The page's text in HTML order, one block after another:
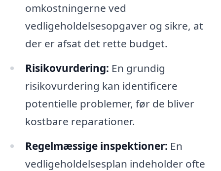
omkostningerne ved
vedligeholdelsesopgaver og sikre, at
der er afsat det rette budget.
Risikovurdering: En grundig
risikovurdering kan identificere
potentielle problemer, før de bliver
kostbare reparationer.
Regelmæssige inspektioner: En
vedligeholdelsesplan indeholder ofte